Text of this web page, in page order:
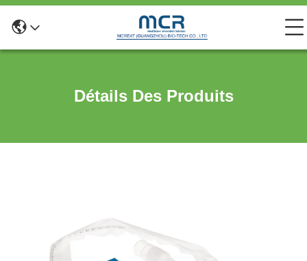
Détails Des Produits